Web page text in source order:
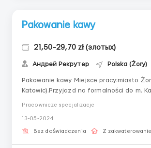
Pakowanie kawy
21,50-29,70 zł (злотых)
Андрей Рекрутер Polska (Żory)
Pakowanie kawy Miejsce pracy:miasto Żory (40 km od
Katowic).Przyjazd na formalności do m.
roku 22 zł/netto na godzinę;• dla
29 zł/netto na godzinę, po pół roku ...
Pracownicze specjalizacje
13-05-2024
Bez doświadczenia Z